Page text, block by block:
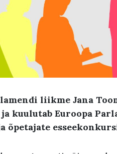
liikme Jana
ja kuulutab Euroopa
õpetajate